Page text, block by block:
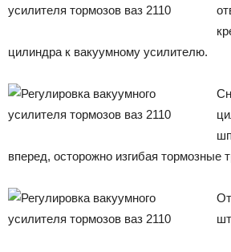
цилиндра к вакуумному усилителю.
вперед, осторожно изгибая тормозные